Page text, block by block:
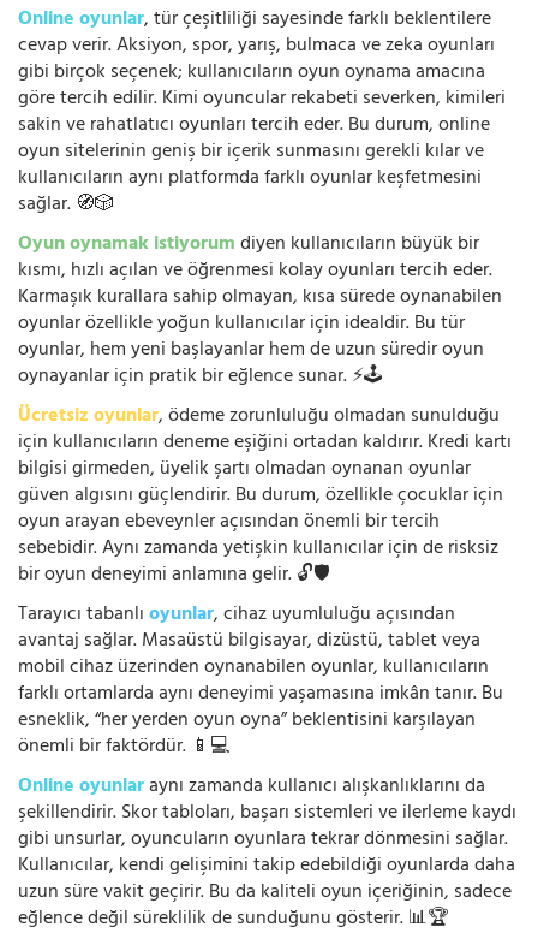
Online oyunlar, tür çeşitliliği sayesinde farklı beklentilere
cevap verir. Aksiyon, spor, yarış, bulmaca ve zeka oyunları
gibi birçok seçenek; kullanıcıların oyun oynama amacına
göre tercih edilir. Kimi oyuncular rekabeti severken, kimileri
sakin ve rahatlatıcı oyunları tercih eder. Bu durum, online
oyun sitelerinin geniş bir içerik sunmasını gerekli kılar ve
kullanıcıların aynı platformda farklı oyunlar keşfetmesini
sağlar. 🧭🎲
Oyun oynamak istiyorumdiyen kullanıcıların büyük bir
kısmı, hızlı açılan ve öğrenmesi kolay oyunları tercih eder.
Karmaşık kurallara sahip olmayan, kısa sürede oynanabilen
oyunlar özellikle yoğun kullanıcılar için idealdir. Bu tür
oyunlar, hem yeni başlayanlar hem de uzun süredir oyun
oynayanlar için pratik bir eğlence sunar. ⚡🕹️
Ücretsiz oyunlar, ödeme zorunluluğu olmadan sunulduğu
için kullanıcıların deneme eşiğini ortadan kaldırır. Kredi kartı
bilgisi girmeden, üyelik şartı olmadan oynanan oyunlar
güven algısını güçlendirir. Bu durum, özellikle çocuklar için
oyun arayan ebeveynler açısından önemli bir tercih
sebebidir. Aynı zamanda yetişkin kullanıcılar için de risksiz
bir oyun deneyimi anlamına gelir. 🔓🛡️
Tarayıcı tabanlıoyunlar, cihaz uyumluluğu açısından
avantaj sağlar. Masaüstü bilgisayar, dizüstü, tablet veya
mobil cihaz üzerinden oynanabilen oyunlar, kullanıcıların
farklı ortamlarda aynı deneyimi yaşamasına imkân tanır. Bu
esneklik, “her yerden oyun oyna” beklentisini karşılayan
önemli bir faktördür. 📱💻
Online oyunlaraynı zamanda kullanıcı alışkanlıklarını da
şekillendirir. Skor tabloları, başarı sistemleri ve ilerleme kaydı
gibi unsurlar, oyuncuların oyunlara tekrar dönmesini sağlar.
Kullanıcılar, kendi gelişimini takip edebildiği oyunlarda daha
uzun süre vakit geçirir. Bu da kaliteli oyun içeriğinin, sadece
eğlence değil süreklilik de sunduğunu gösterir. 📊🏆